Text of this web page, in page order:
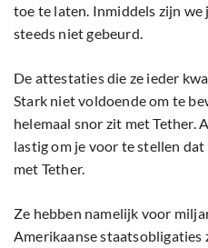
toe te laten. Inmiddels zijn we
steeds niet gebeurd.
De attestaties die ze ieder
Stark niet voldoende om te
helemaal snor zit met Tether.
lastig om je voor te stellen
met Tether.
Ze hebben namelijk voor
Amerikaanse staatsobligaties